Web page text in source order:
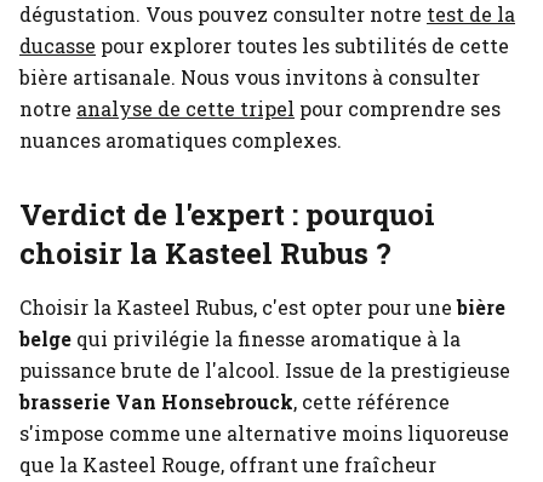
dégustation. Vous pouvez consulter notre test de la
ducasse pour explorer toutes les subtilités de cette
bière artisanale. Nous vous invitons à consulter
notre analyse de cette tripel pour comprendre ses
nuances aromatiques complexes.
Verdict de l'expert : pourquoi
choisir la Kasteel Rubus ?
Choisir la Kasteel Rubus, c'est opter pour unebière
belge qui privilégie la finesse aromatique à la
puissance brute de l'alcool. Issue de la prestigieuse
brasserie Van Honsebrouck, cette référence
s'impose comme une alternative moins liquoreuse
que la Kasteel Rouge, offrant une fraîcheur